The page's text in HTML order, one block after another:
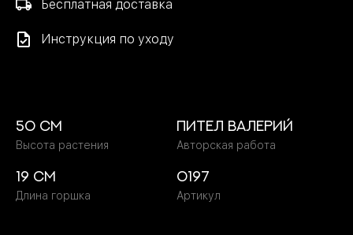
50 cм
Высота растения
19 cм
Длина горшка
Пител Валерий
Авторская работа
0197
Артикул
Бесплатная доставка
Инструкция по уходу